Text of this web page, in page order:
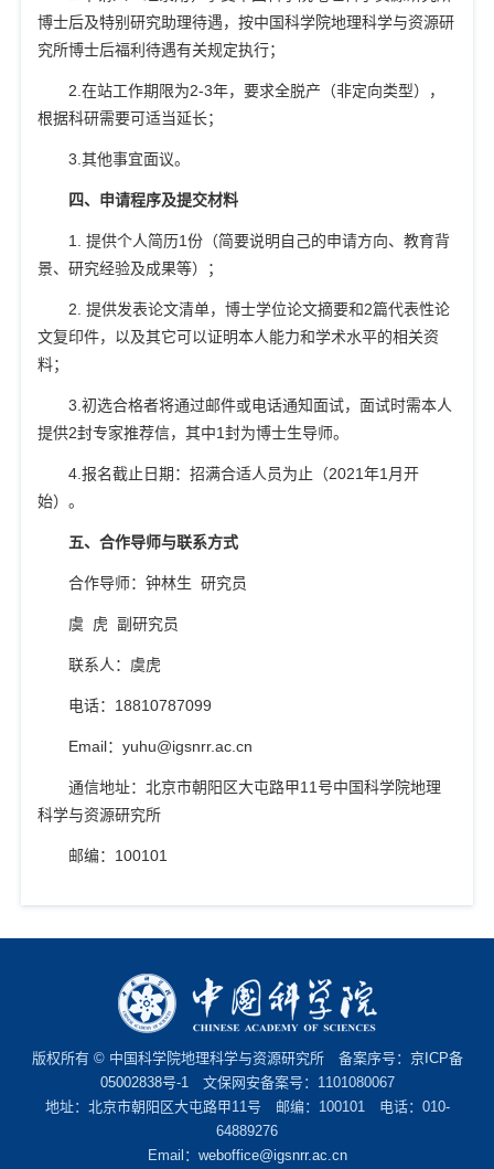
博士后及特别研究助理待遇，按中国科学院地理科学与资源研
究所博士后福利待遇有关规定执行；
2.在站工作期限为2-3年，要求全脱产（非定向类型），
根据科研需要可适当延长；
3.其他事宜面议。
四、申请程序及提交材料
1.提供个人简历1份（简要说明自己的申请方向、教育背
景、研究经验及成果等）；
2.提供发表论文清单，博士学位论文摘要和2篇代表性论
文复印件，以及其它可以证明本人能力和学术水平的相关资
料；
3.初选合格者将通过邮件或电话通知面试，面试时需本人
提供2封专家推荐信，其中1封为博士生导师。
4.报名截止日期：招满合适人员为止（2021年1 月开
始）。
五、合作导师与联系方式
合作导师：钟林生 研究员
虞 虎 副研究员
联系人：虞虎
电话： 18810787099
Email：yuhu@igsnrr.ac.cn
通信地址：北京市朝阳区大屯路甲11号中国科学院地理
科学与资源研究所
邮编： 100101
版权所有 © 中国科学院地理科学与资源研究所 备案序号： 京ICP备
05002838号-1文保网安备案号：1101080067
地址：北京市朝阳区大屯路甲11号 邮编：100101 电话：010-
64889276
Email： weboffice@igsnrr.ac.cn